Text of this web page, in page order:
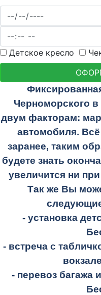
Детское кресло
Черноморского
двум факторам:
автомобиля.
заранее, таким
будете знать
увеличится ни
Так же Вы
- установка
- встреча с
- перевоз багажа